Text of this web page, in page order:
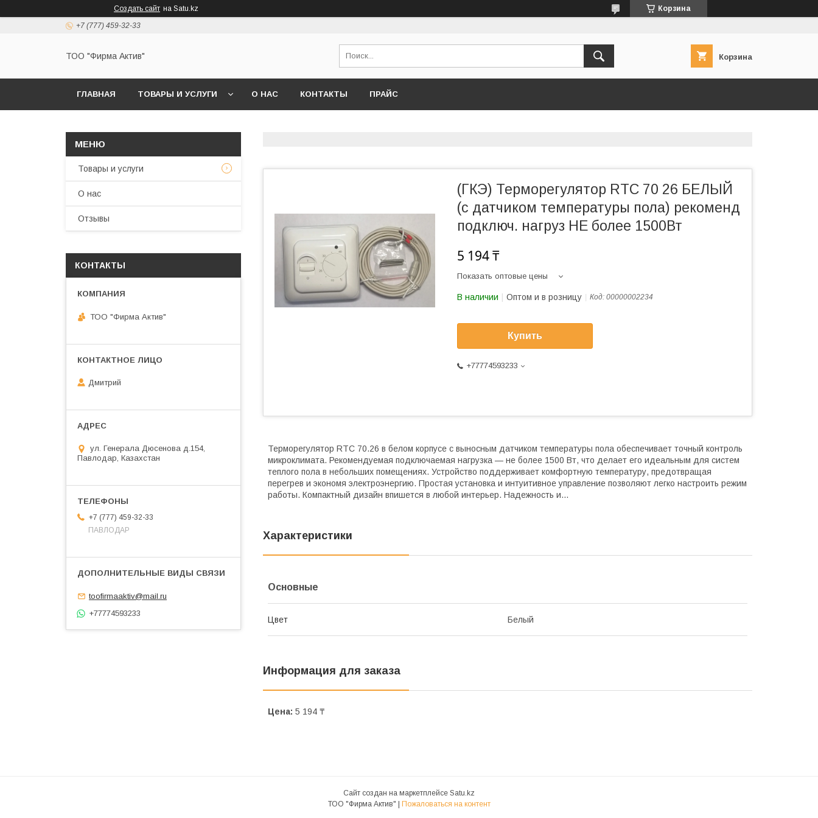
Создать сайт на Satu.kz Корзина
+7 (777) 459-32-33
ТОО "Фирма Актив" Корзина
ГЛАВНАЯ ТОВАРЫ И УСЛУГИ О НАС КОНТАКТЫ ПРАЙС
(ГКЭ) Терморегулятор RTC 70 26 БЕЛЫЙ
(с датчиком температуры пола) рекоменд
подключ. нагруз НЕ более 1500Вт
5 194 ₸
Показать оптовые цены
В наличии Оптом и в розницу Код: 00000002234
Купить
+77774593233
Терморегулятор RTC 70.26 в белом корпусе с выносным датчиком температуры пола обеспечивает точный контроль
микроклимата. Рекомендуемая подключаемая нагрузка — не более 1500 Вт, что делает его идеальным для систем
теплого пола в небольших помещениях. Устройство поддерживает комфортную температуру, предотвращая
перегрев и экономя электроэнергию. Простая установка и интуитивное управление позволяют легко настроить режим
работы. Компактный дизайн впишется в любой интерьер. Надежность и...
Характеристики
Основные
Цвет Белый
Информация для заказа
Цена: 5 194 ₸
Товары и услуги
О нас
Отзывы
КОНТАКТЫ
ТОО "Фирма Актив"
Дмитрий
ул. Генерала Дюсенова д.154,
Павлодар, Казахстан
+7 (777) 459-32-33
ПАВЛОДАР
toofirmaaktiv@mail.ru
+77774593233
Сайт создан на маркетплейсе Satu.kz
Пожаловаться на контент